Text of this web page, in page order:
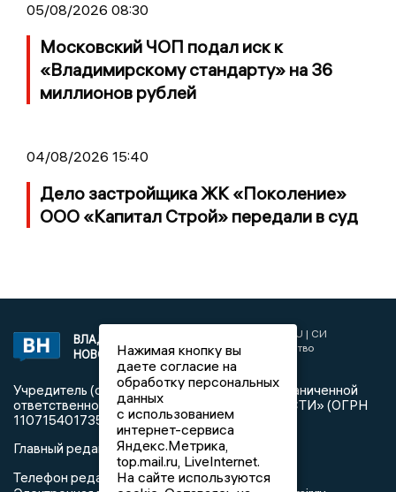
05/08/2026 08:30
Московский ЧОП подал иск к
«Владимирскому стандарту» на 36
миллионов рублей
04/08/2026 15:40
Дело застройщика ЖК «Поколение»
ООО «Капитал Строй» передали в суд
ВЛАДИМИРСКИЕ
НОВОСТИ
2017 © NEWSVLADIMIR.RU | СИ
«Информационное агентство
Владимирские новости»
Учредитель (соучредители): Общество с ограниченной
ответственностью «РЕГИОНАЛЬНЫЕ НОВОСТИ» (ОГРН
1107154017354)
Главный редактор: Мазов С. А.
Телефон редакции:8 (4922) 666916
Нажимая кнопку вы
даете согласие на
обработку персональных
данных
с использованием
интернет-сервиса
Яндекс.Метрика,
top.mail.ru, LiveInternet.
На сайте используются